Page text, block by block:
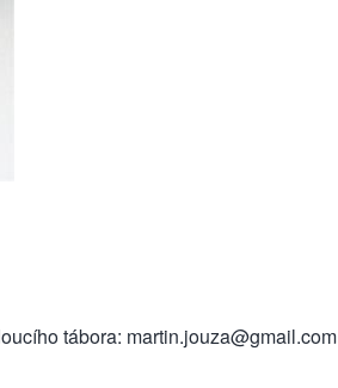
tábora: martin.jouza@gmail.com